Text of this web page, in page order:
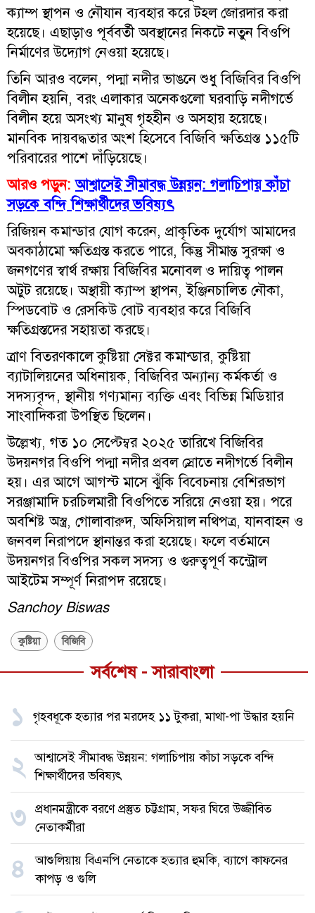
ক্যাম্প স্থাপন ও নৌযান ব্যবহার করে টহল জোরদার করা
হয়েছে। এছাড়াও পূর্ববর্তী অবস্থানের নিকটে নতুন বিওপি
নির্মাণের উদ্যোগ নেওয়া হয়েছে।
তিনি আরও বলেন, পদ্মা নদীর ভাঙনে শুধু বিজিবির বিওপি
বিলীন হয়নি, বরং এলাকার অনেকগুলো ঘরবাড়ি নদীগর্ভে
বিলীন হয়ে অসংখ্য মানুষ গৃহহীন ও অসহায় হয়েছে।
মানবিক দায়বদ্ধতার অংশ হিসেবে বিজিবি ক্ষতিগ্রস্ত ১১৫টি
পরিবারের পাশে দাঁড়িয়েছে।
আরও পড়ুন: আশ্বাসেই সীমাবদ্ধ উন্নয়ন: গলাচিপায় কাঁচা
সড়কে বন্দি শিক্ষার্থীদের ভবিষ্যৎ
রিজিয়ন কমান্ডার যোগ করেন, প্রাকৃতিক দুর্যোগ আমাদের
অবকাঠামো ক্ষতিগ্রস্ত করতে পারে, কিন্তু সীমান্ত সুরক্ষা ও
জনগণের স্বার্থ রক্ষায় বিজিবির মনোবল ও দায়িত্ব পালন
অটুট রয়েছে। অস্থায়ী ক্যাম্প স্থাপন, ইঞ্জিনচালিত নৌকা,
স্পিডবোট ও রেসকিউ বোট ব্যবহার করে বিজিবি
ক্ষতিগ্রস্তদের সহায়তা করছে।
ত্রাণ বিতরণকালে কুষ্টিয়া সেক্টর কমান্ডার, কুষ্টিয়া
ব্যাটালিয়নের অধিনায়ক, বিজিবির অন্যান্য কর্মকর্তা ও
সদস্যবৃন্দ, স্থানীয় গণ্যমান্য ব্যক্তি এবং বিভিন্ন মিডিয়ার
সাংবাদিকরা উপস্থিত ছিলেন।
উল্লেখ্য, গত ১০ সেপ্টেম্বর ২০২৫ তারিখে বিজিবির
উদয়নগর বিওপি পদ্মা নদীর প্রবল স্রোতে নদীগর্ভে বিলীন
হয়। এর আগে আগস্ট মাসে ঝুঁকি বিবেচনায় বেশিরভাগ
সরঞ্জামাদি চরচিলমারী বিওপিতে সরিয়ে নেওয়া হয়। পরে
অবশিষ্ট অস্ত্র, গোলাবারুদ, অফিসিয়াল নথিপত্র, যানবাহন ও
জনবল নিরাপদে স্থানান্তর করা হয়েছে। ফলে বর্তমানে
উদয়নগর বিওপির সকল সদস্য ও গুরুত্বপূর্ণ কন্ট্রোল
আইটেম সম্পূর্ণ নিরাপদ রয়েছে।
Sanchoy Biswas
কুষ্টিয়া বিজিবি
সর্বশেষ - সারাবাংলা
১ গৃহবধূকে হত্যার পর মরদেহ ১১ টুকরা, মাথা-পা উদ্ধার হয়নি
২ আশ্বাসেই সীমাবদ্ধ উন্নয়ন: গলাচিপায় কাঁচা সড়কে বন্দি
শিক্ষার্থীদের ভবিষ্যৎ
৩ প্রধানমন্ত্রীকে বরণে প্রস্তুত চট্টগ্রাম, সফর ঘিরে উজ্জীবিত
নেতাকর্মীরা
৪
আশুলিয়ায় বিএনপি নেতাকে হত্যার হুমকি, ব্যাগে কাফনের
কাপড় ও গুলি